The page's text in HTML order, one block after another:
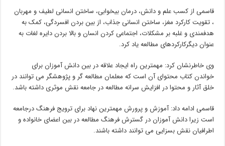
قاسمی از کسب علم و دانش، درمان بیخوابی، ساختن انسانی لطیف و مهربان
، تقویت کارکرد مغز، ساختن انسانی جذاب، از بین بردن افسردگی، کمک به
هدفمندی و غلبه بر مشکلات، اجتماعی کردن انسان و بالا بردن دایره لغات به
عنوان دیگرکارکردهای مطالعه یاد کرد.
وی خاطرنشان کرد: مهمترین راه ایجاد علاقه در بین دانش آموزان برای
خواندن کتاب محتوای آن است که معلمان مطالعه گر و پژوهشگر می توانند در
خلق آثار و محتوا در افزایش سرانه مطالعه در جامعه نقش موثری داشته باشد.
قاسمی ادامه داد: آموزش و پرورش مهمترین نهاد برای ترویج فرهنگ درجامعه
است زیرا دانش آموزان در گسترش فرهنگ مطالعه در بین اعضای خانواده و
اطرافیان نقش بسزایی می توانند داشته باشند.